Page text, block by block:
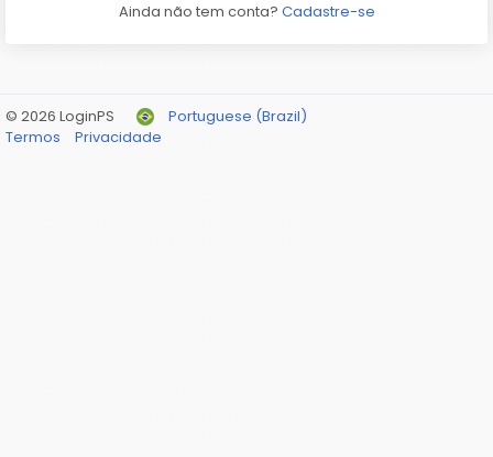
Ainda não tem conta? Cadastre-se
© 2026 LoginPS
Portuguese (Brazil)
Termos
Privacidade